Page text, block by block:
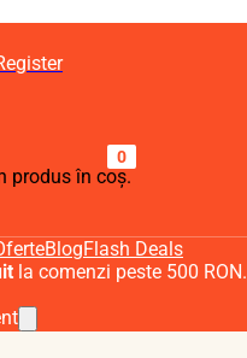
0
produs în coș.
BlogFlash Deals
la comenzi peste 500 RON.